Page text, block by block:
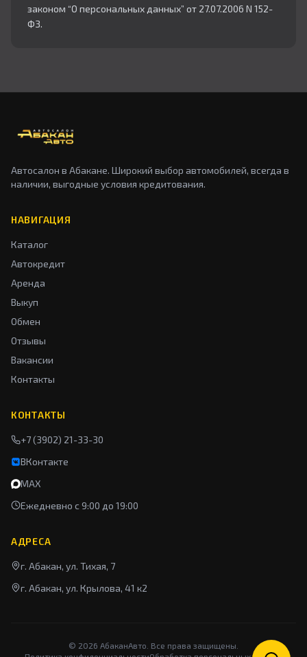
законом “О персональных данных” от 27.07.2006 N 152-
ФЗ.
Автосалон в Абакане. Широкий выбор автомобилей, всегда в
наличии, выгодные условия кредитования.
НАВИГАЦИЯ
Каталог
Автокредит
Аренда
Выкуп
Обмен
Отзывы
Вакансии
Контакты
КОНТАКТЫ
+7 (3902) 21-33-30
ВКонтакте
MAX
Ежедневно с 9:00 до 19:00
АДРЕСА
г. Абакан, ул. Тихая, 7
г. Абакан, ул. Крылова, 41 к2
© 2026 АбаканАвто. Все права защищены.